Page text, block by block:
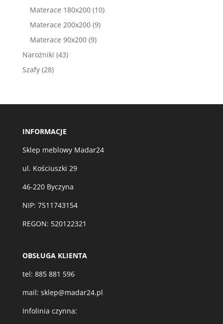
produktów
Materace 180x200 1010
Materace 200x200 99
Materace 90x200 99
Narożniki 4343
Szafy 2828
INFORMACJE
Sklep meblowy Madar24
ul. Kościuszki 29
46-220 Byczyna
NIP: 7511743154
REGON: 520122321
OBSŁUGA KLIENTA
tel: 885 881 596
mail: sklep@madar24.pl
Infolinia czynna: